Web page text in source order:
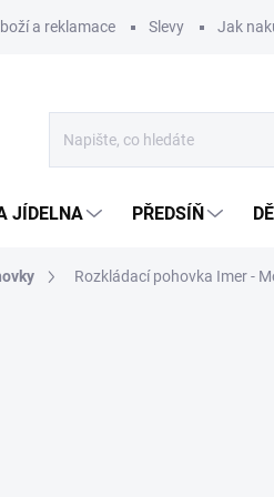
a reklamace Slevy Jak
JÍDELNA PŘEDSÍŇ
Rozkládací pohovka Imer -